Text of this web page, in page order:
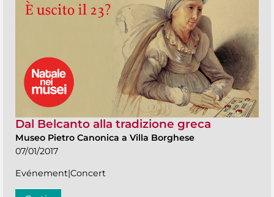
Dal Belcanto alla tradizione greca
Museo Pietro Canonica a Villa Borghese
07/01/2017
Evénement|Concert